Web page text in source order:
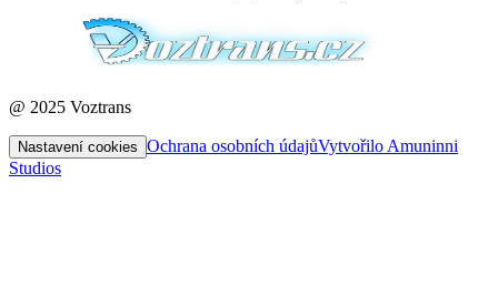
@ 2025 Voztrans
Nastavení cookies Ochrana osobních údajůVytvořilo Amuninni
Studios